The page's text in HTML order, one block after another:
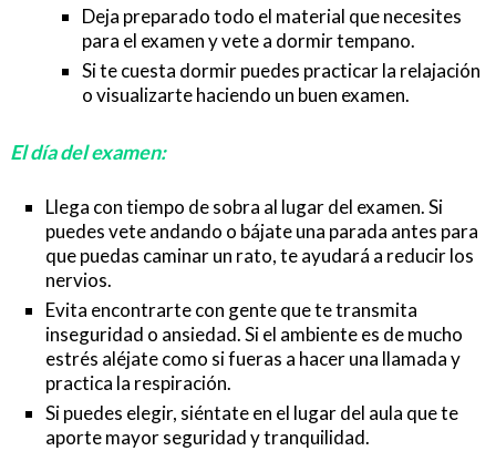
Deja preparado todo el material que necesites
para el examen y vete a dormir tempano.
Si te cuesta dormir puedes practicar la relajación
o visualizarte haciendo un buen examen.
El día del examen:
Llega con tiempo de sobra al lugar del examen. Si
puedes vete andando o bájate una parada antes para
que puedas caminar un rato, te ayudará a reducir los
nervios.
Evita encontrarte con gente que te transmita
inseguridad o ansiedad. Si el ambiente es de mucho
estrés aléjate como si fueras a hacer una llamada y
practica la respiración.
Si puedes elegir, siéntate en el lugar del aula que te
aporte mayor seguridad y tranquilidad.